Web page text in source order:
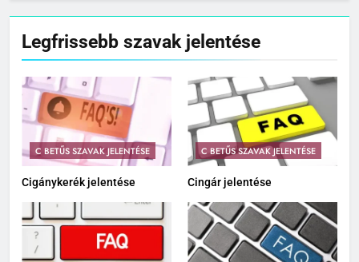
Legfrissebb szavak jelentése
C BETŰS SZAVAK JELENTÉSE
Cigánykerék jelentése
C BETŰS SZAVAK JELENTÉSE
Cingár jelentése